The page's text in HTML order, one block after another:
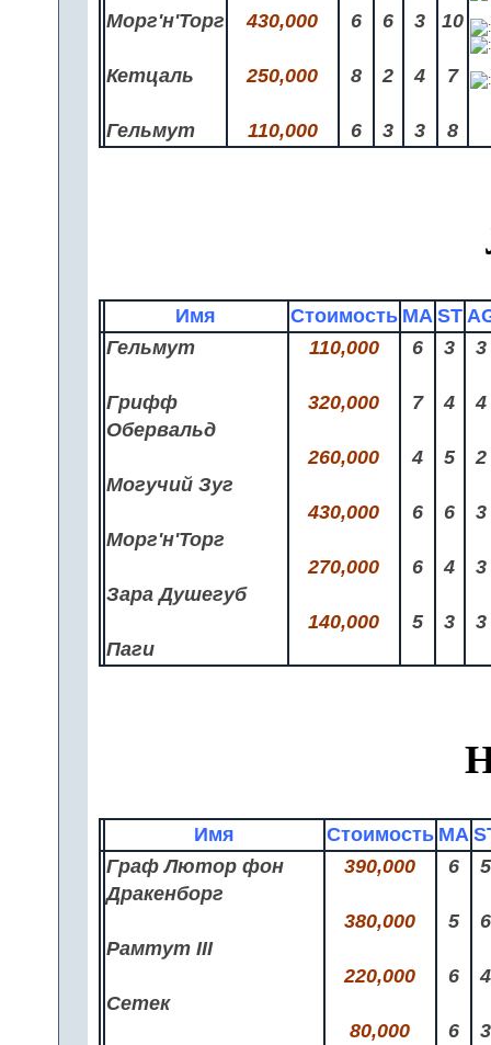
Морг'н'Торг
Кетцаль
Гельмут
430,000
250,000
110,000
6
8
6
6
2
3
3
4
3
10
7
8
Имя Стоимость MA ST
Гельмут
Грифф
Обервальд
Могучий Зуг
Морг'н'Торг
Зара Душегуб
Паги
110,000
320,000
260,000
430,000
270,000
140,000
6
7
4
6
6
5
3
4
5
6
4
3
3
4
2
3
3
3
Имя Стоимость MA
Граф Лютор фон
Дракенборг
Рамтут III
Сетек
390,000
380,000
220,000
80,000
6
5
6
6
5
6
4
3